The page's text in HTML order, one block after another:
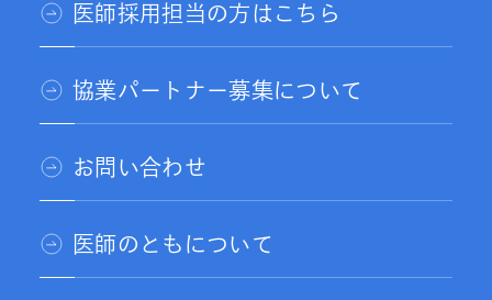
医師採用担当の方はこちら
協業パートナー募集について
お問い合わせ
医師のともについて